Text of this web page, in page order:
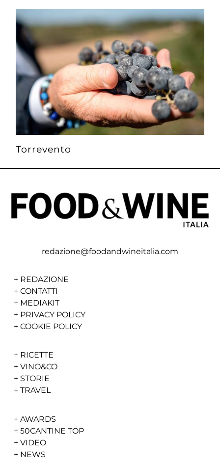
Torrevento
redazione@foodandwineitalia.com
+ REDAZIONE
+ CONTATTI
+ MEDIAKIT
+ PRIVACY POLICY
+ COOKIE POLICY
+ RICETTE
+ VINO&CO
+ STORIE
+ TRAVEL
+ AWARDS
+ 50CANTINE TOP
+ VIDEO
+ NEWS